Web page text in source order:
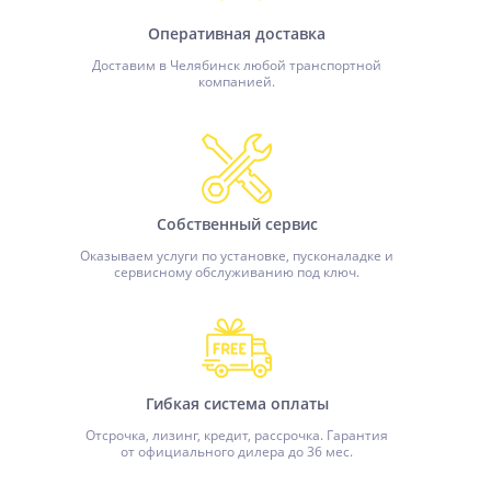
Оперативная доставка
Доставим в Челябинск любой транспортной
компанией.
Собственный сервис
Оказываем услуги по установке, пусконаладке и
сервисному обслуживанию под ключ.
Гибкая система оплаты
Отсрочка, лизинг, кредит, рассрочка. Гарантия
от официального дилера до 36 мес.